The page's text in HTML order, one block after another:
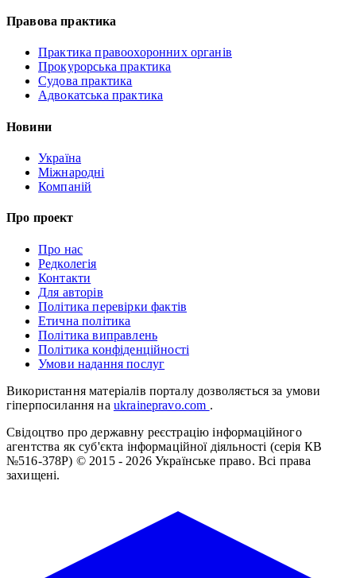
Правова практика
Практика правоохоронних органів
Прокурорська практика
Судова практика
Адвокатська практика
Новини
Україна
Міжнародні
Компаній
Про проект
Про нас
Редколегія
Контакти
Для авторів
Політика перевірки фактів
Етична політика
Політика виправлень
Політика конфіденційності
Умови надання послуг
Використання матеріалів порталу дозволяється за умови
гіперпосилання на ukrainepravo.com .
Свідоцтво про державну реєстрацію інформаційного
агентства як суб'єкта інформаційної діяльності (серія КВ
№516-378Р) © 2015 - 2026 Українське право. Всі права
захищені.